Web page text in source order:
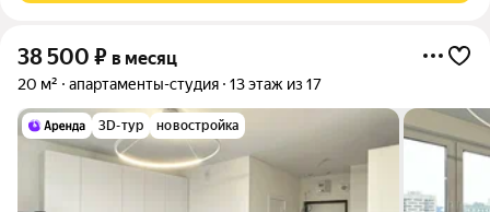
38 500 ₽ в месяц
20 м² апартаменты-студия 13 этаж из 17
3D-тур новостройка